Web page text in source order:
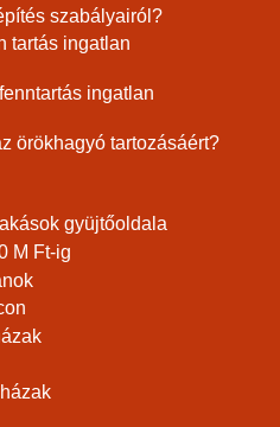
szabályairól?
tartás ingatlan
ingatlan
örökhagyó tartozásáért?
gyüjtőoldala
M Ft-ig